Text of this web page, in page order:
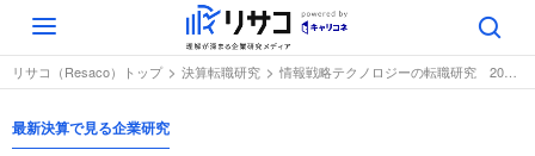
Toggle
navigation
リサコ（Resaco）トップ 決算転職研究 情報戦略テクノロジーの転職研究 2025年12月期決算に見るキャリア機会
最新決算で見る企業研究